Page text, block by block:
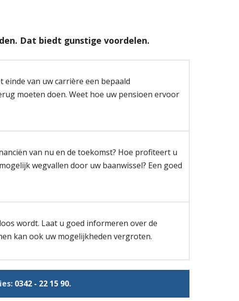
Dat biedt gunstige voordelen.
van uw carrière een bepaald
moeten doen. Weet hoe uw pensioen ervoor
van nu en de toekomst? Hoe profiteert u
wegvallen door uw baanwissel? Een goed
wordt. Laat u goed informeren over de
kan ook uw mogelijkheden vergroten.
0342 - 22 15 90.